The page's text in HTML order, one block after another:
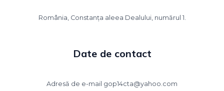
România, Constanța aleea Dealului, numărul 1.
Date de contact
Adresă de e-mail gop14cta@yahoo.com